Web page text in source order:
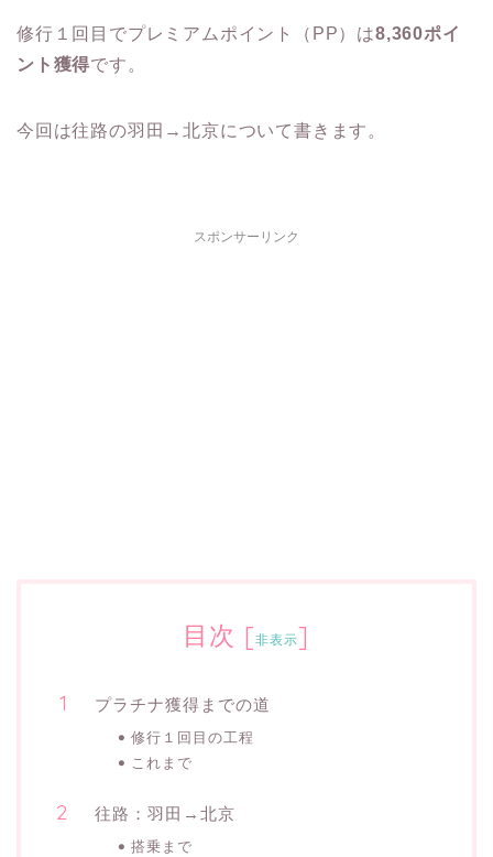
修行１回目でプレミアムポイント（PP）は8,360ポイ
ント獲得です。
今回は往路の羽田→北京について書きます。
スポンサーリンク
目次 [非表示]
プラチナ獲得までの道
修行１回目の工程
これまで
往路：羽田→北京
搭乗まで